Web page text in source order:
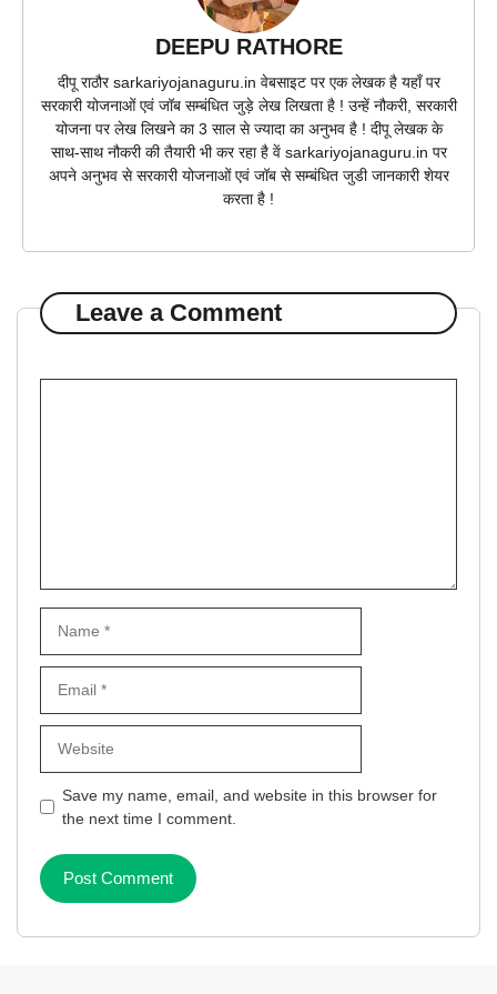
DEEPU RATHORE
दीपू राठौर sarkariyojanaguru.in वेबसाइट पर एक लेखक है यहाँ पर
सरकारी योजनाओं एवं जॉब सम्बंधित जुड़े लेख लिखता है ! उन्हें नौकरी, सरकारी
योजना पर लेख लिखने का 3 साल से ज्यादा का अनुभव है ! दीपू लेखक के
साथ-साथ नौकरी की तैयारी भी कर रहा है वें sarkariyojanaguru.in पर
अपने अनुभव से सरकारी योजनाओं एवं जॉब से सम्बंधित जुडी जानकारी शेयर
करता है !
Leave a Comment
Save my name, email, and website in this browser for
the next time I comment.